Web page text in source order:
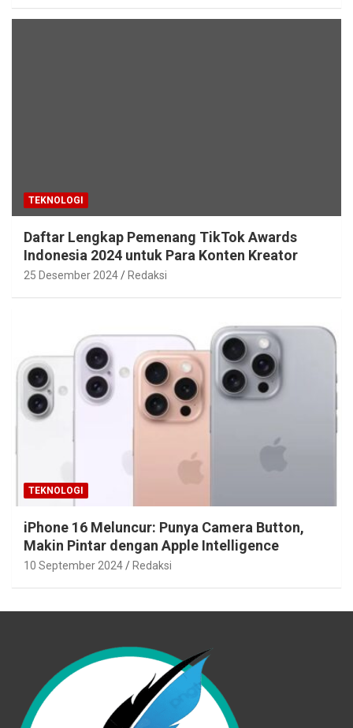
TEKNOLOGI
Daftar Lengkap Pemenang TikTok Awards
Indonesia 2024 untuk Para Konten Kreator
25 Desember 2024 Redaksi
TEKNOLOGI
iPhone 16 Meluncur: Punya Camera Button,
Makin Pintar dengan Apple Intelligence
10 September 2024 Redaksi